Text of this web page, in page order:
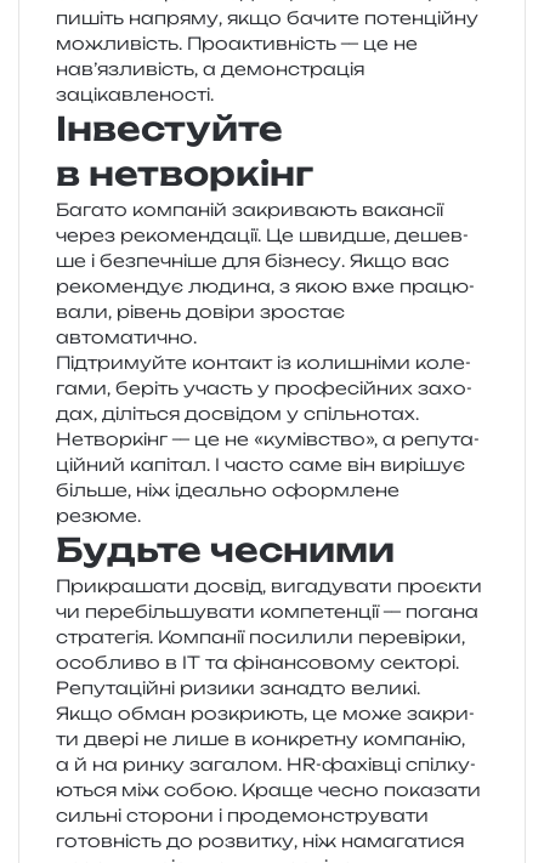
пишіть напря­му, якщо бачи­те потен­цій­ну
можли­вість. Проактивність — це не
нав’язливість, а демон­стра­ція
зацікавленості.
Інвестуйте
в нетворкінг
Багато ком­па­ній закри­ва­ють вакан­сії
через реко­мен­да­ції. Це швид­ше, дешев­
ше і без­пе­чні­ше для бізне­су. Якщо вас
реко­мен­дує люди­на, з якою вже пра­цю­
ва­ли, рівень дові­ри зро­стає
автоматично.
Підтримуйте кон­такт із коли­шні­ми коле­
га­ми, беріть участь у про­фе­сій­них захо­
дах, ділі­ться досві­дом у спіль­но­тах.
Нетворкінг — це не «кумів­ство», а репу­та­
цій­ний капі­тал. І часто саме він вирі­шує
біль­ше, ніж іде­аль­но оформ­ле­не
резюме.
Будьте чесними
Прикрашати досвід, вига­ду­ва­ти про­є­кти
чи пере­біль­шу­ва­ти ком­пе­тен­ції — пога­на
стра­те­гія. Компанії поси­ли­ли пере­вір­ки,
осо­бли­во в ІТ та фінан­со­во­му секто­рі.
Репутаційні ризи­ки занад­то великі.
Якщо обман роз­кри­ють, це може закри­
ти двері не лише в кон­кре­тну ком­па­нію,
а й на ринку зага­лом. HR-фахів­ці спіл­ку­
ю­ться між собою. Краще чесно пока­за­ти
силь­ні сто­ро­ни і про­де­мон­стру­ва­ти
готов­ність до роз­ви­тку, ніж нама­га­ти­ся